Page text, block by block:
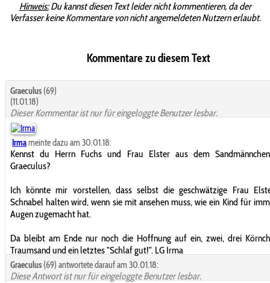
Hinweis:Du kannst diesen Text leider nicht kommentieren, da der
Verfasser keine Kommentare von nicht angemeldeten Nutzern erlaubt.
Kommentare zu diesem Text
Graeculus (69)
(11.01.18)
Dieser Kommentar ist nur für eingeloggte Benutzer lesbar.
Irmameinte dazu am 30.01.18:
Kennst du Herrn Fuchs und Frau Elster aus dem
Graeculus?
Ich könnte mir vorstellen, dass selbst die geschwätzige Frau
Schnabel halten wird, wenn sie mit ansehen muss, wie ein Kind für
Augen zugemacht hat.
Da bleibt am Ende nur noch die Hoffnung auf ein, zwei, drei
Traumsand und ein letztes "Schlaf gut!". LG Irma
Graeculus (69) antwortete darauf am 30.01.18:
Diese Antwort ist nur für eingeloggte Benutzer lesbar.